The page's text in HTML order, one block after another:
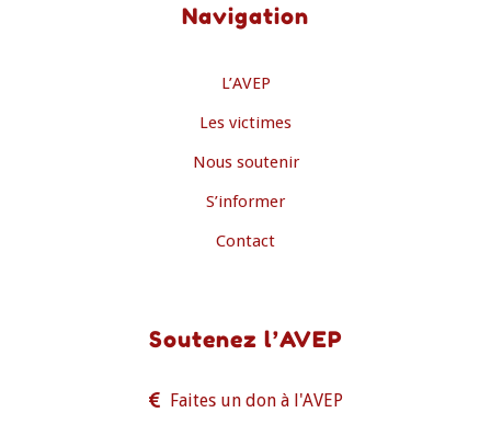
Navigation
L’AVEP
Les victimes
Nous soutenir
S’informer
Contact
Soutenez l’AVEP
Faites un don à l'AVEP